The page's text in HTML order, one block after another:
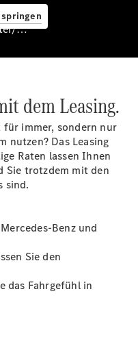
Anbieter/Datenschutz
dem Leasing.
für immer, sondern nur
nutzen? Das Leasing
Raten lassen Ihnen
Sie trotzdem mit den
sind.
Benz und
Sie den
das Fahrgefühl in